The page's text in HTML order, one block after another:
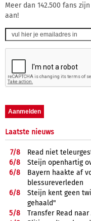
Meer dan 142.500 fans
aan!
Laatste nieuws
7/8
Read niet
6/8
Steijn openhartig
6/8
Bayern haakte af
blessureverleden
6/8
Steijn kent geen
gehaald"
5/8
Transfer Read naar